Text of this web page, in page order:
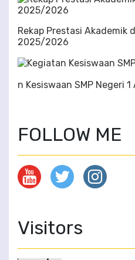
Rekap Prestasi Akademik
2025/2026
n Kesiswaan SMP Negeri
FOLLOW ME
Visitors